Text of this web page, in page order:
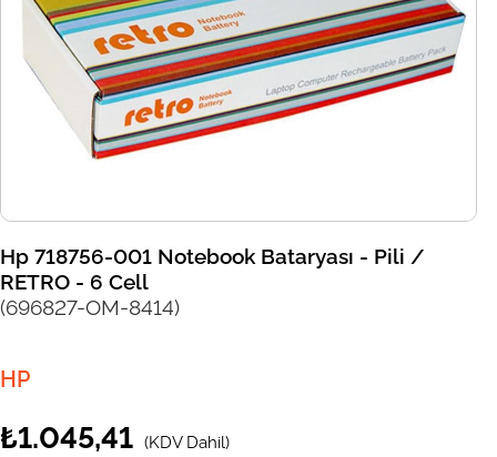
Hp 718756-001 Notebook Bataryası - Pili /
RETRO - 6 Cell
(696827-OM-8414)
HP
₺1.045,41 (KDV Dahil)